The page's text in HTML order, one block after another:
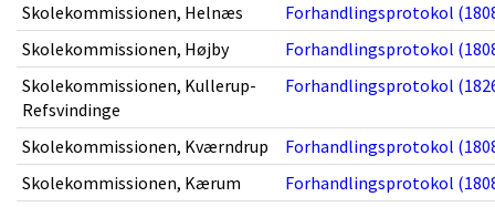
Skolekommissionen, Helnæs
Forhandlingsprotokol
Skolekommissionen, Højby
Forhandlingsprotokol
Skolekommissionen, Kullerup-
Refsvindinge
Forhandlingsprotokol
Skolekommissionen, Kværndrup
Forhandlingsprotokol
Skolekommissionen, Kærum
Forhandlingsprotokol